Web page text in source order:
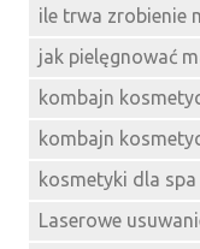
ile trwa zrobienie
jak pielęgnować
kombajn
kombajn
kosmetyki dla spa
Laserowe